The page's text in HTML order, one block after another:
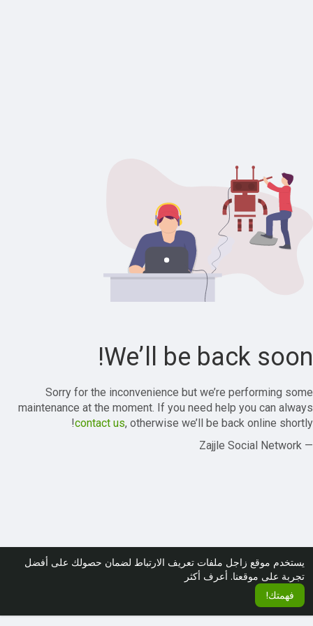
يستخدم موقع زاجل ملفات تعريف الارتباط لضمان حصولك على أفضل
تجربة على موقعنا. أعرف أكثر
فهمتك!
We’ll be back soon!
Sorry for the inconvenience but we’re performing some
maintenance at the moment. If you need help you can always
contact us, otherwise we’ll be back online shortly!
— Zajjle Social Network